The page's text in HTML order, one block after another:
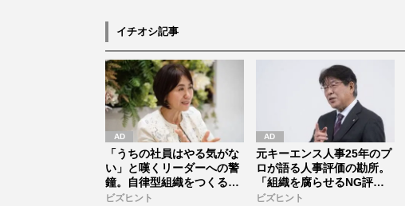
イチオシ記事
「うちの社員はやる気がな
い」と嘆くリーダーへの警
鐘。自律型組織をつくる前
に外せな...
ビズヒント
元キーエンス人事25年のプ
ロが語る人事評価の勘所。
「組織を腐らせるNG評
価」とは...
ビズヒント